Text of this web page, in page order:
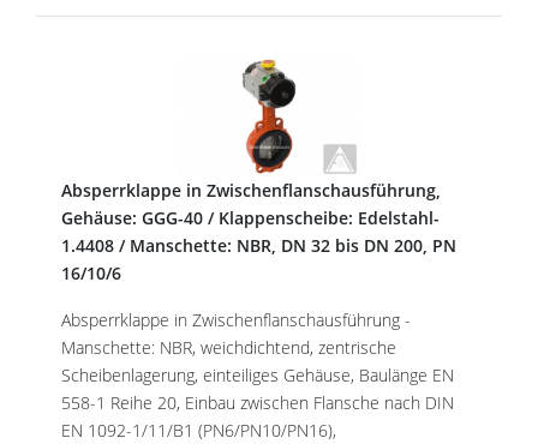
Absperrklappe in Zwischenflanschausführung,
Gehäuse: GGG-40 / Klappenscheibe: Edelstahl-
1.4408 / Manschette: NBR, DN 32 bis DN 200, PN
16/10/6
Absperrklappe in Zwischenflanschausführung -
Manschette: NBR, weichdichtend, zentrische
Scheibenlagerung, einteiliges Gehäuse, Baulänge EN
558-1 Reihe 20, Einbau zwischen Flansche nach DIN
EN 1092-1/11/B1 (PN6/PN10/PN16),